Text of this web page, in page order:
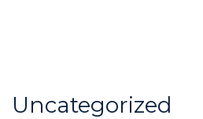
Uncategorized